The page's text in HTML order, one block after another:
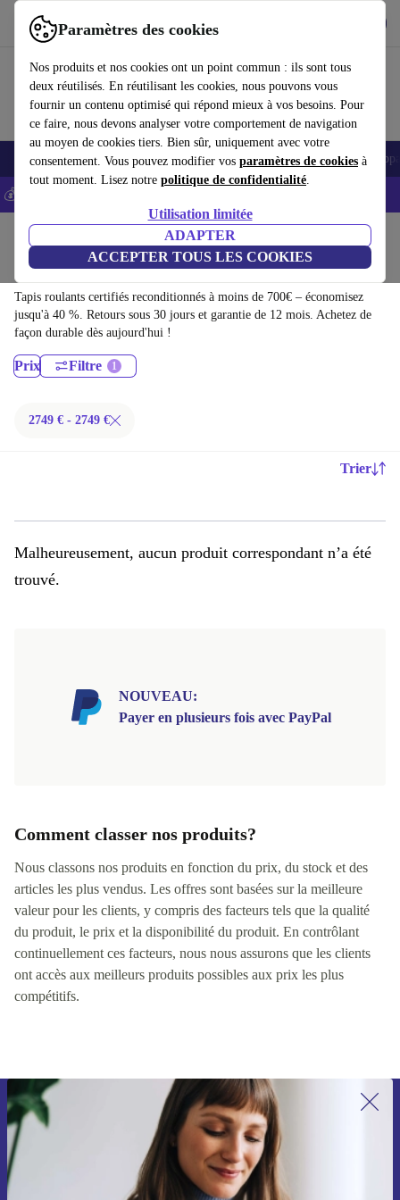
Paramètres des cookies
Nos produits et nos cookies ont un point commun : ils sont tous
deux réutilisés. En réutilisant les cookies, nous pouvons vous
fournir un contenu optimisé qui répond mieux à vos besoins. Pour
ce faire, nous devons analyser votre comportement de navigation
au moyen de cookies tiers. Bien sûr, uniquement avec votre
consentement. Vous pouvez modifier vos paramètres de cookies à
tout moment. Lisez notre politique de confidentialité.
Utilisation limitée
ADAPTER
ACCEPTER TOUS LES COOKIES
Utilisez refurbed rapidement et facilement
Appareils Ménage Cuisine Vélos électriques Yoga Vélos
💰-5% EXTRA sur les iPhones – Code: IPHONEDEAL -
Appareils de fitness Cardio
Tapis roulants:
Tapis roulants certifiés reconditionnés à moins de 700€ – économisez
jusqu'à 40 %. Retours sous 30 jours et garantie de 12 mois. Achetez de
façon durable dès aujourd'hui !
Prix Filtre
2749 € - 2749 €
Trier
Malheureusement, aucun produit correspondant n’a été
trouvé.
NOUVEAU:
Payer en plusieurs fois avec PayPal
Comment classer nos produits?
Nous classons nos produits en fonction du prix, du stock et des
articles les plus vendus. Les offres sont basées sur la meilleure
valeur pour les clients, y compris des facteurs tels que la qualité
du produit, le prix et la disponibilité du produit. En contrôlant
continuellement ces facteurs, nous nous assurons que les clients
ont accès aux meilleurs produits possibles aux prix les plus
compétitifs.
Recevoir offres et infos de refurbed
par mail
Ne manquez plus aucune offre.